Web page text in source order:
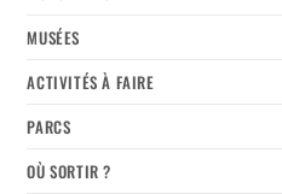
MUSÉES
ACTIVITÉS À FAIRE
PARCS
OÙ SORTIR ?